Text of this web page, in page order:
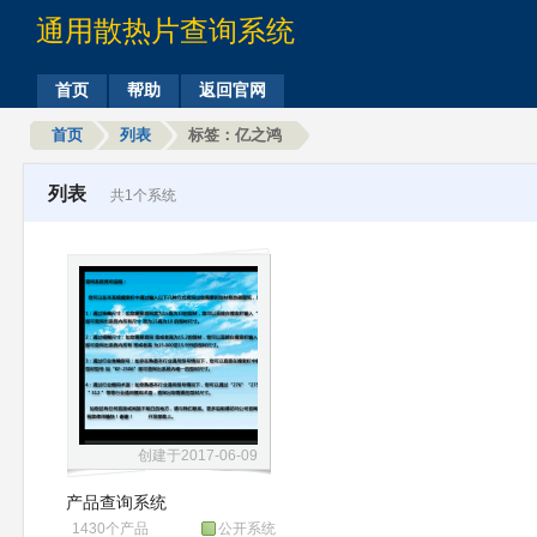
通用散热片查询系统
首页 帮助 返回官网
首页 列表 标签：亿之鸿
列表 共1个系统
创建于2017-06-09
产品查询系统
1430个产品 公开系统